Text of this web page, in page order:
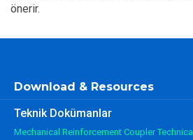
önerir.
Download & Resources
Teknik Dokümanlar
Mechanical Reinforcement Coupler Technical